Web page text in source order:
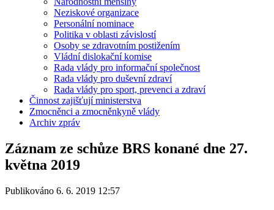
Neziskové organizace
Personální nominace
Politika v oblasti závislostí
Osoby se zdravotním postižením
Vládní dislokační komise
Rada vlády pro informační společnost
Rada vlády pro duševní zdraví
Rada vlády pro sport, prevenci a zdraví
Činnost zajišťují ministerstva
Zmocněnci a zmocněnkyně vlády
Archiv zpráv
Záznam ze schůze BRS konané dne 27.
května 2019
Publikováno 6. 6. 2019 12:57